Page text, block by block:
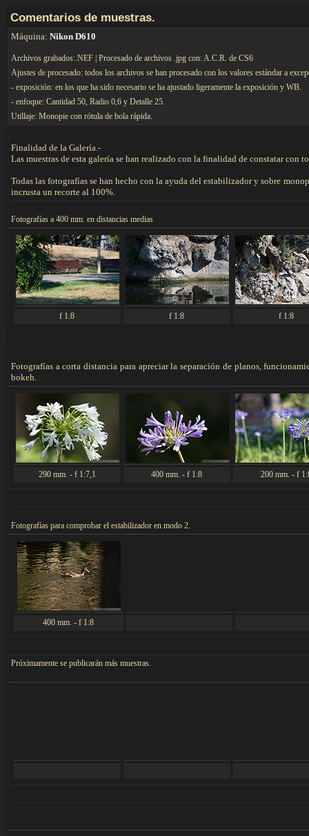
Comentarios de muestras.
Máquina: Nikon D610
Archivos grabados:.NEF | Procesado de archivos .jpg con: A.C.R. de CS6
Ajustes de procesado: todos los archivos se han procesado con los valores estándar a
- exposición: en los que ha sido necesario se ha ajustado ligeramente la exposición y WB.
- enfoque: Cantidad 50, Radio 0,6 y Detalle 25.
Utillaje: Monopie con rótula de bola rápida.
Finalidad de la Galería.-
Las muestras de esta galería se han realizado con la finalidad de constatar con
Todas las fotografías se han hecho con la ayuda del estabilizador y sobre
incrusta un recorte al 100%.
Fotografías a 400 mm. en distancias medias
f 1:8 f 1:8 f 1:8
Fotografías a corta distancia para apreciar la separación de planos,
bokeh.
290 mm. - f 1:7,1 400 mm. - f 1:8 200 mm. - f
Fotografías para comprobar el estabilizador en modo 2.
400 mm. - f 1:8
Próximamente se publicarán más muestras.